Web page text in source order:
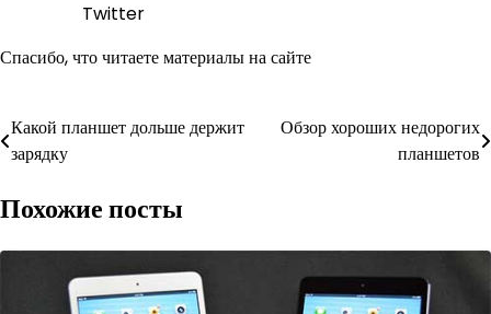
Twitter
Спасибо, что читаете материалы на сайте
Навигация
по
записям
Какой планшет дольше держит
зарядку
Обзор хороших недорогих
планшетов
Похожие посты